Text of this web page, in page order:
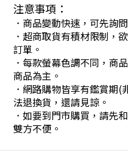
注意事項：
．商品變動快速，可先詢
．超商取貨有積材限制，
訂單。
．每款螢幕色調不同，商
商品為主。
．網路購物皆享有鑑賞期
法退換貨，還請見諒。
．如要到門市購買，請先
雙方不便。